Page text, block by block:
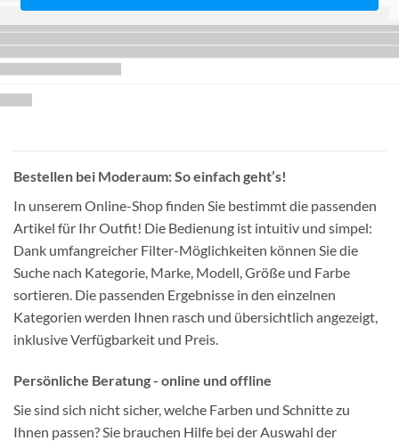
Bestellen bei Moderaum: So einfach geht’s!
In unserem Online-Shop finden Sie bestimmt die passenden
Artikel für Ihr Outfit! Die Bedienung ist intuitiv und simpel:
Dank umfangreicher Filter-Möglichkeiten können Sie die
Suche nach Kategorie, Marke, Modell, Größe und Farbe
sortieren. Die passenden Ergebnisse in den einzelnen
Kategorien werden Ihnen rasch und übersichtlich angezeigt,
inklusive Verfügbarkeit und Preis.
Persönliche Beratung - online und offline
Sie sind sich nicht sicher, welche Farben und Schnitte zu
Ihnen passen? Sie brauchen Hilfe bei der Auswahl der